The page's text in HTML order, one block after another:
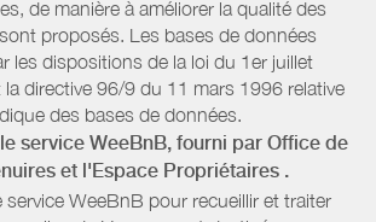
de manière à améliorer la qualité des
proposés. Les bases de données
les dispositions de la loi du 1er juillet
directive 96/9 du 11 mars 1996 relative
des bases de données.
service WeeBnB, fourni par Office de
et l'Espace Propriétaires .
service WeeBnB pour recueillir et traiter